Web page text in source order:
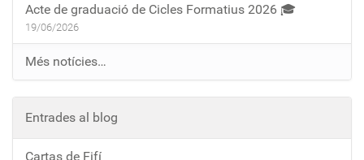
Acte de graduació de Cicles Formatius 2026 🎓
19/06/2026
Més notícies…
Entrades al blog
Cartas de Fifí